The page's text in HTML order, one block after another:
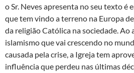
o Sr. Neves apresenta no seu texto é
que tem vindo a terreno na Europa
da religião Católica na sociedade. Ao
islamismo que vai crescendo no
causada pela crise, a Igreja tem
influência que perdeu nas últimas